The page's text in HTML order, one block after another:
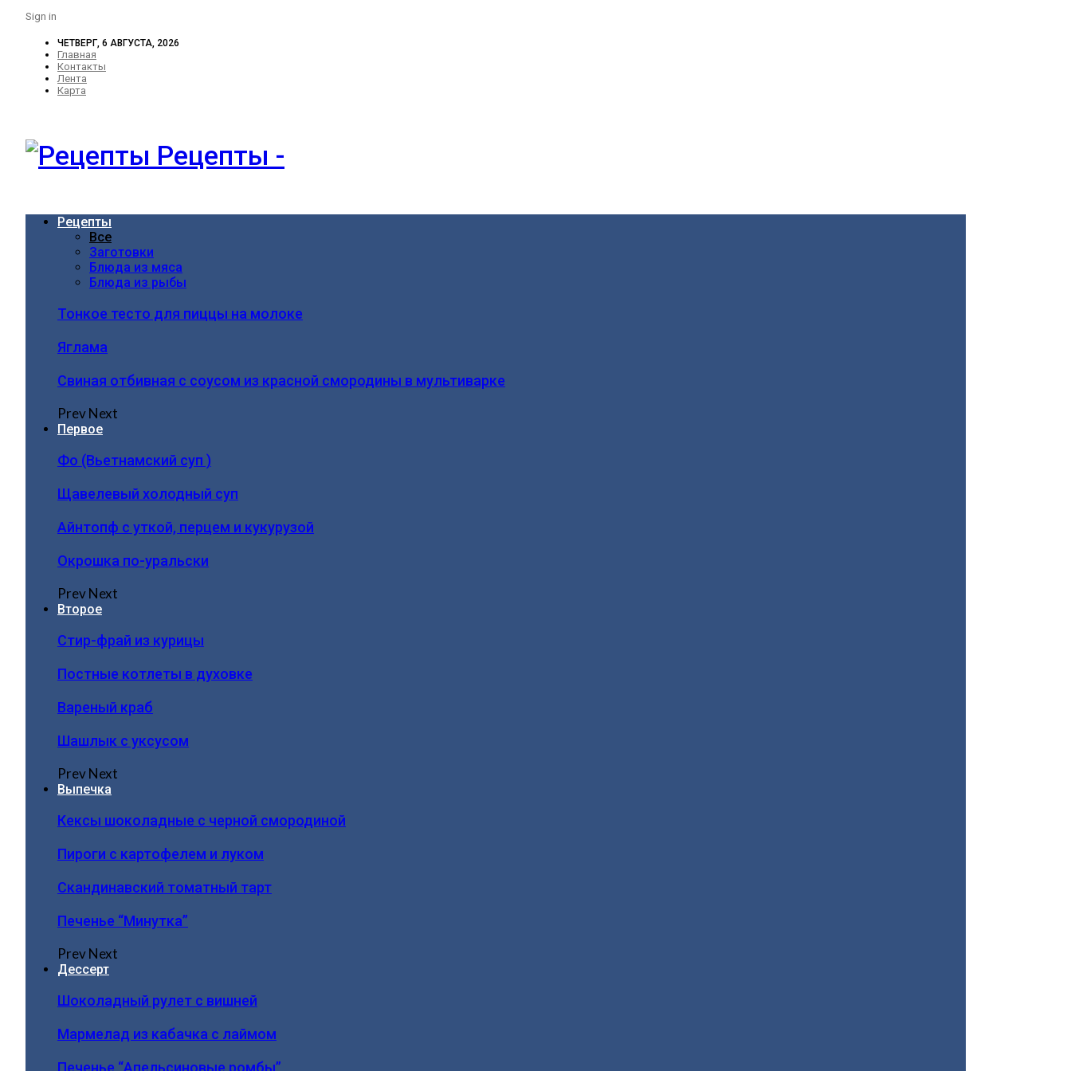
Sign in
ЧЕТВЕРГ, 6 АВГУСТА, 2026
Главная
Контакты
Лента
Карта
Рецепты -
Рецепты
Все
Заготовки
Блюда из мяса
Блюда из рыбы
Тонкое тесто для пиццы на молоке
Яглама
Свиная отбивная с соусом из красной смородины в мультиварке
PrevNext
Первое
Фо (Вьетнамский суп )
Щавелевый холодный суп
Айнтопф с уткой, перцем и кукурузой
Окрошка по-уральски
PrevNext
Второе
Стир-фрай из курицы
Постные котлеты в духовке
Вареный краб
Шашлык с уксусом
PrevNext
Выпечка
Кексы шоколадные с черной смородиной
Пироги c картофелем и луком
Скандинавский томатный тарт
Печенье “Минутка”
PrevNext
Дессерт
Шоколадный рулет с вишней
Мармелад из кабачка с лаймом
Печенье “Апельсиновые ромбы”